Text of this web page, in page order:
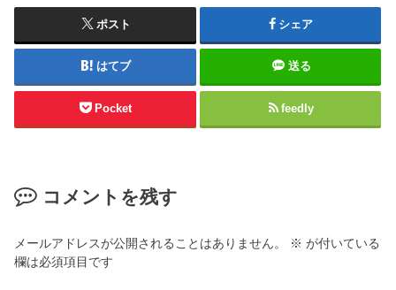
ポスト シェア
はてブ 送る
Pocket feedly
コメントを残す
メールアドレスが公開されることはありません。 ※ が付いている
欄は必須項目です